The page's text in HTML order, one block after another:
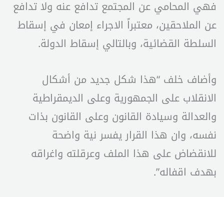
فهي المحامي عن المجتمع تدافع عنه ولا تدافع
عن الملاحقين، معتبراً الاجراء إمعان في إسقاط
السلطة القضائية، وبالتالي إسقاط الدولة.
وأضاف خلف “هذا شكل جديد من أشكال
الانقلاب على الجمهورية وعلى الديمقراطية
والعدالة وسيادة القانون وعلى القانون بذات
نفسه، وان هذا القرار يفسر نية واضحة
للانقضاض على هذا الملف وعرقلته واغراقه
بهدف اقفاله”.